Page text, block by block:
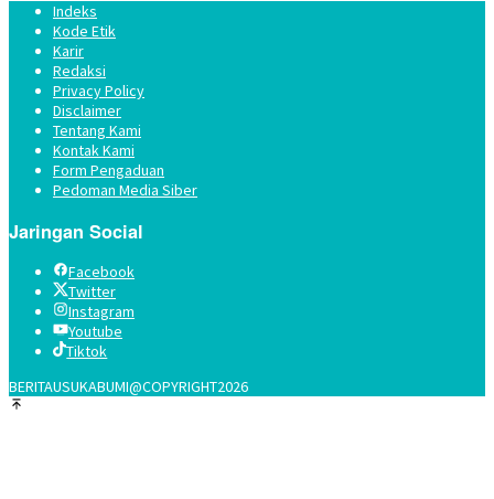
Indeks
Kode Etik
Karir
Redaksi
Privacy Policy
Disclaimer
Tentang Kami
Kontak Kami
Form Pengaduan
Pedoman Media Siber
Jaringan Social
Facebook
Twitter
Instagram
Youtube
Tiktok
BERITAUSUKABUMI@COPYRIGHT2026